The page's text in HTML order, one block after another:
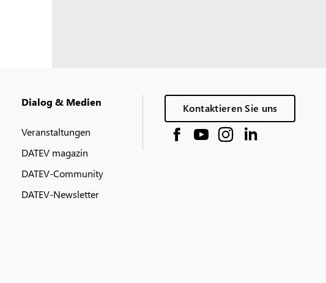
Dialog & Medien
Veranstaltungen
DATEV magazin
DATEV-Community
DATEV-Newsletter
Kontaktieren Sie uns